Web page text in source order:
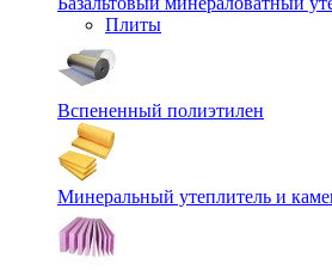
Плиты
Вспененный полиэтилен
Минеральный утеплитель и